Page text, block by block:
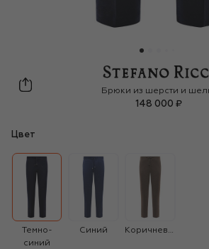
Stefano Ricci
Брюки из шерсти и
148 000 ₽
Цвет
Темно-
синий
Синий Коричневый